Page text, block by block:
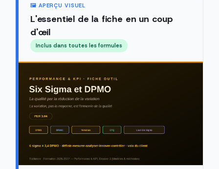
🖼️ APERÇU VISUEL
L'essentiel de la fiche en un coup
d'œil
Inclus dans toutes les formules